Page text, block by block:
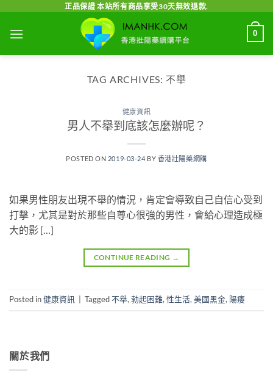
content
正品保證 本站所有商品享受30天無效退款.
0
TAG ARCHIVES: 不舉
健康資訊
男人不舉到底該怎麼辦呢？
POSTED ON 2019-03-24 BY 香港壯陽藥網購
如果男性朋友出現不舉的情況，肯定會導致自己自信心受到
打擊，尤其是對於那些自尊心很強的男性，會給心理造成極
大的影 […]
CONTINUE READING →
Posted in健康資訊 Tagged不舉, 勃起困難, 性生活, 美國黑金, 陽痿
關於我們